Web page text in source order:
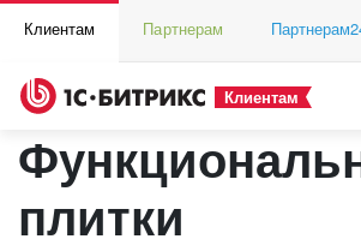
Клиентам Партнерам
Клиентам
плитки